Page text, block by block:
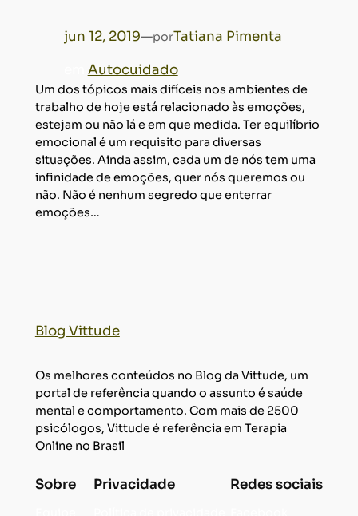
jun 12, 2019—porTatiana Pimenta
Autocuidado
Um dos tópicos mais difíceis nos ambientes de
trabalho de hoje está relacionado às emoções,
estejam ou não lá e em que medida. Ter equilíbrio
emocional é um requisito para diversas
situações. Ainda assim, cada um de nós tem uma
infinidade de emoções, quer nós queremos ou
não. Não é nenhum segredo que enterrar
emoções…
Blog Vittude
Os melhores conteúdos no Blog da Vittude, um
portal de referência quando o assunto é saúde
mental e comportamento. Com mais de 2500
psicólogos, Vittude é referência em Terapia
Online no Brasil
Sobre Privacidade Redes sociais